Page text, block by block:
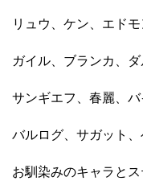
リュウ、ケン、エドモ
ガイル、ブランカ、ダ
サンギエフ、春麗、バ
バルログ、サガット
お馴染みのキャラと